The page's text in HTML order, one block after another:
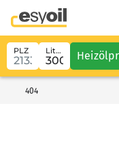
PLZ Liter
404